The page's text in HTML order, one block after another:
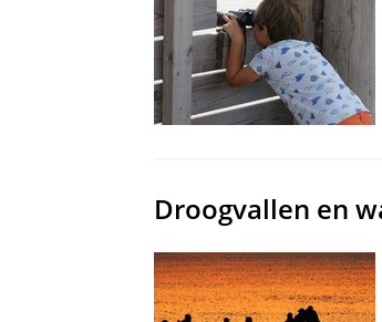
Droogvallen en